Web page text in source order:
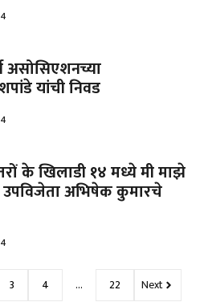
असोसिएशनच्या
यांची निवड
के खिलाडी १४ मध्ये मी माझे
उपविजेता अभिषेक कुमारचे
3 4 … 22 Next